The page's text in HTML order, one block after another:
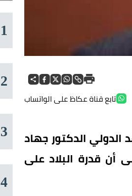
تابع قناة عكاظ على الواتساب
الدكتور جهاد
أن قدرة البلاد على
1
2
3
4